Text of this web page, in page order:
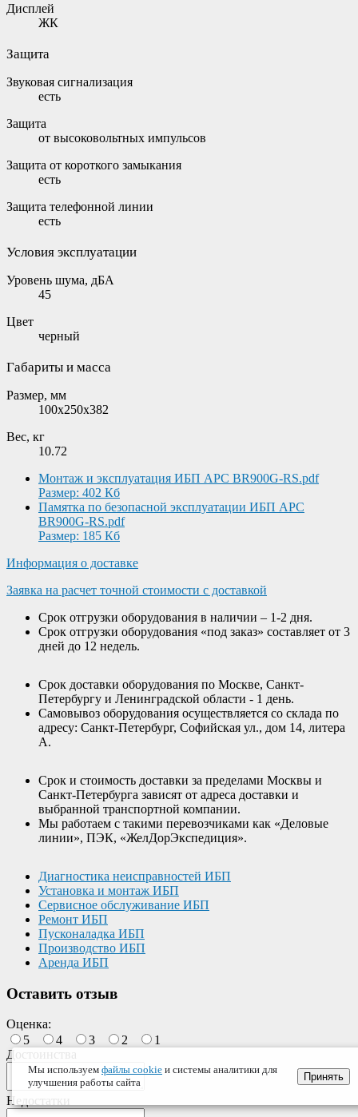
Дисплей
ЖК
Защита
Звуковая сигнализация
есть
Защита
от высоковольтных импульсов
Защита от короткого замыкания
есть
Защита телефонной линии
есть
Условия эксплуатации
Уровень шума, дБА
45
Цвет
черный
Габариты и масса
Размер, мм
100x250x382
Вес, кг
10.72
Монтаж и эксплуатация ИБП APC BR900G-RS.pdf
Размер: 402 Кб
Памятка по безопасной эксплуатации ИБП APC
BR900G-RS.pdf
Размер: 185 Кб
Информация о доставке
Заявка на расчет точной стоимости с доставкой
Срок отгрузки оборудования в наличии – 1-2 дня.
Срок отгрузки оборудования «под заказ» составляет от 3
дней до 12 недель.
Срок доставки оборудования по Москве, Санкт-
Петербургу и Ленинградской области - 1 день.
Самовывоз оборудования осуществляется со склада по
адресу: Санкт-Петербург, Софийская ул., дом 14, литера
А.
Срок и стоимость доставки за пределами Москвы и
Санкт-Петербурга зависят от адреса доставки и
выбранной транспортной компании.
Мы работаем с такими перевозчиками как «Деловые
линии», ПЭК, «ЖелДорЭкспедиция».
Диагностика неисправностей ИБП
Установка и монтаж ИБП
Сервисное обслуживание ИБП
Ремонт ИБП
Пусконаладка ИБП
Производство ИБП
Аренда ИБП
Оставить отзыв
Оценка:
5
4 3 2
1
Достоинства
Недостатки
Мы используем файлы cookie и системы аналитики для
улучшения работы сайта
Принять